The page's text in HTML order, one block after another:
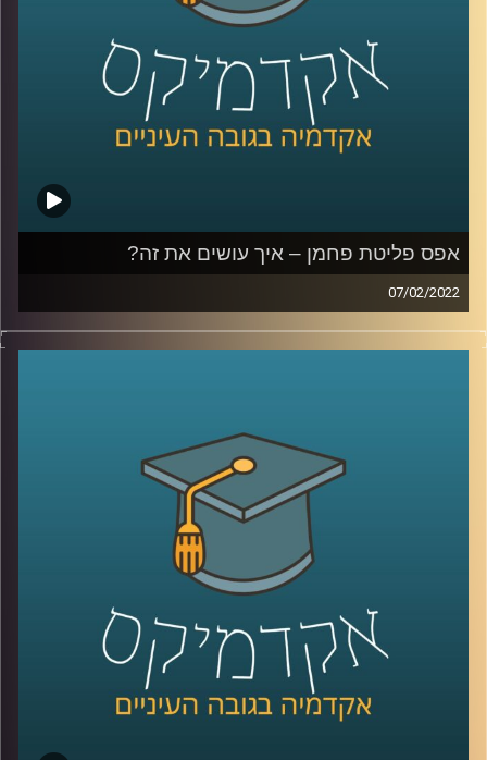
לשיחה שקיימתי עם פרופ' פרג על מכסות פחמן אישיות –
לשיחה שקיימתי עם פרופ' פרג על שינוי מהאמצע אל החוץ –
אפס פליטת פחמן – איך עושים את זה?
07/02/2022
בועידת האקלים בגלאזגו השנה הצהיר ראש הממשלה, נפתלי
בנט, שישראל תצמצם את פליטת הפחמן שלה לאפס עד שנת
אחת הדרכים להפוך את פליטת הפחמן לפחות שקופה היא
שיטה אותה חוקרת פרופ' יעל פרג, סגנית דיקן בית הספר
לשיחה עם פרופ' יעל פרג על ביטחון אנרגטי – לחצו כאן
לשיחה עם פרופ' פרג על שינוי מהאמצע אל החוץ –